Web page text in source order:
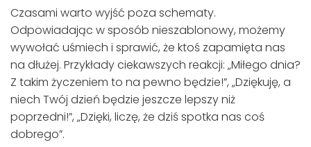
Czasami warto wyjść poza schematy.
Odpowiadając w sposób nieszablonowy, możemy
wywołać uśmiech i sprawić, że ktoś zapamięta nas
na dłużej. Przykłady ciekawszych reakcji: „Miłego dnia?
Z takim życzeniem to na pewno będzie!”, „Dziękuję, a
niech Twój dzień będzie jeszcze lepszy niż
poprzedni!”, „Dzięki, liczę, że dziś spotka nas coś
dobrego”.